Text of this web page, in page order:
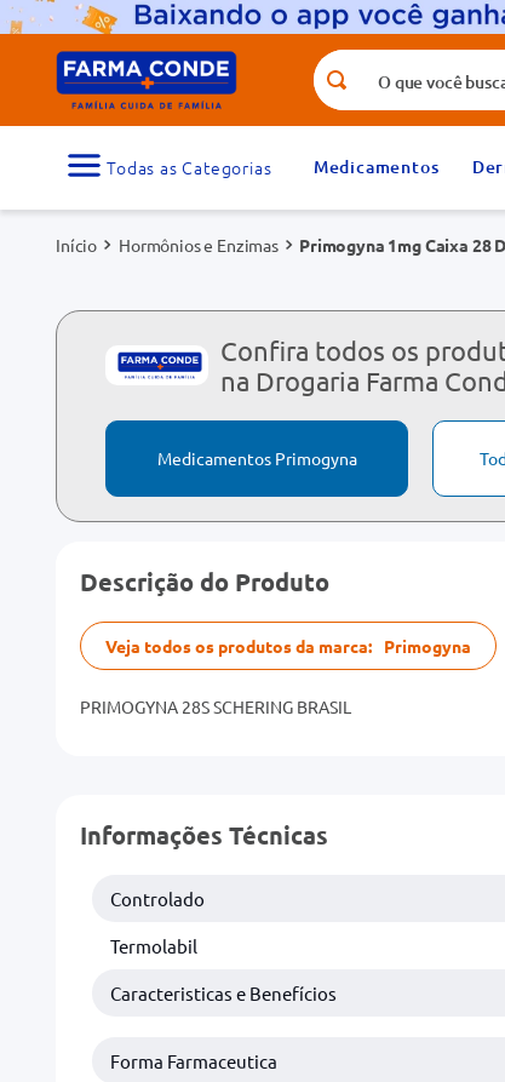
O que você busca? (Ex.:
Medicamentos
Hormônios e Enzimas Primogyna 1mg Caixa 28
Confira todos os
na Drogaria Farma
Medicamentos Primogyna
Descrição do Produto
Veja todos os produtos da marca: Primogyna
PRIMOGYNA 28S SCHERING BRASIL
Informações Técnicas
Controlado
Termolabil
Caracteristicas e Benefícios
Forma Farmaceutica
Termos mais buscados
1
medicamento
5º dipirona